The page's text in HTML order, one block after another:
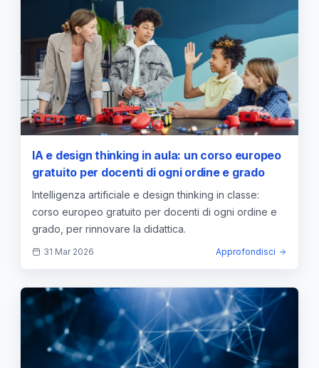
IA e design thinking in aula: un corso europeo
gratuito per docenti di ogni ordine e grado
Intelligenza artificiale e design thinking in classe:
corso europeo gratuito per docenti di ogni ordine e
grado, per rinnovare la didattica.
31 Mar 2026 Approfondisci